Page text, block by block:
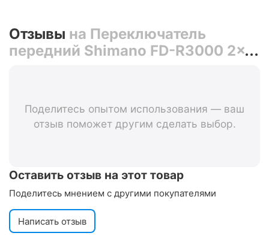
Отзывы на Переключатель
передний Shimano FD-R3000 2x9
Поделитесь опытом использования — ваш
отзыв поможет другим сделать выбор.
Оставить отзыв на этот товар
Поделитесь мнением с другими покупателями
Написать отзыв